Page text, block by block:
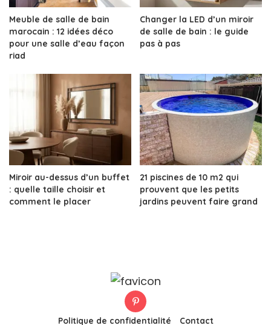
Meuble de salle de bain
marocain : 12 idées déco
pour une salle d’eau façon
riad
Changer la LED d’un miroir
de salle de bain : le guide
pas à pas
Miroir au-dessus d’un buffet
: quelle taille choisir et
comment le placer
21 piscines de 10 m2 qui
prouvent que les petits
jardins peuvent faire grand
Politique de confidentialité Contact